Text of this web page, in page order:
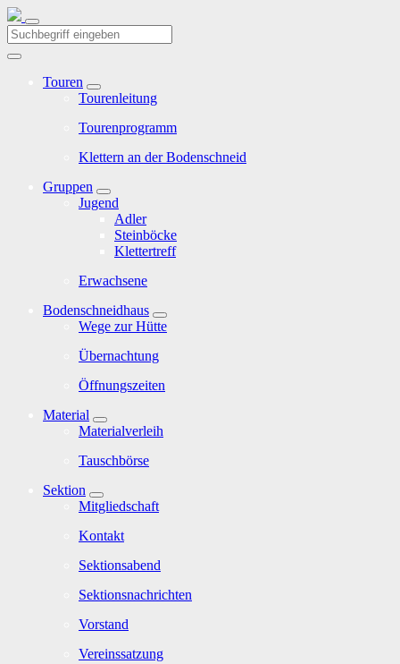
Touren
Tourenleitung
Tourenprogramm
Klettern an der Bodenschneid
Gruppen
Jugend
Adler
Steinböcke
Klettertreff
Erwachsene
Bodenschneidhaus
Wege zur Hütte
Übernachtung
Öffnungszeiten
Material
Materialverleih
Tauschbörse
Sektion
Mitgliedschaft
Kontakt
Sektionsabend
Sektionsnachrichten
Vorstand
Vereinssatzung